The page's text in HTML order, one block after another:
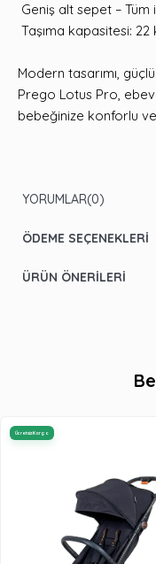
Geniş alt sepet – Tüm
Taşıma kapasitesi: 22
Modern tasarımı,
Prego Lotus Pro,
bebeğinize konforlu
YORUMLAR(0)
ÖDEME SEÇENEKLERI
ÜRÜN ÖNERILERI
Ücretsiz Kargo